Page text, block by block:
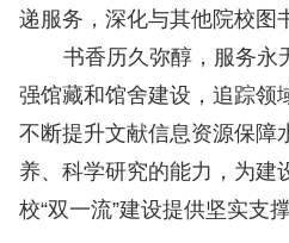
递服务，深化与其他院校图
书香历久弥醇，服务永
强馆藏和馆舍建设，追踪领
不断提升文献信息资源保障
养、科学研究的能力，为建
校“双一流”建设提供坚实支撑